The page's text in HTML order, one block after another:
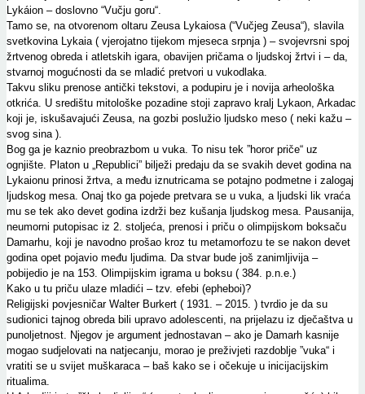
Lykáion – doslovno “Vučju goru“.
Tamo se, na otvorenom oltaru Zeusa Lykaiosa (“Vučjeg Zeusa“), slavila
svetkovina Lykaia ( vjerojatno tijekom mjeseca srpnja ) – svojevrsni spoj
žrtvenog obreda i atletskih igara, obavijen pričama o ljudskoj žrtvi i – da,
stvarnoj mogućnosti da se mladić pretvori u vukodlaka.
Takvu sliku prenose antički tekstovi, a podupiru je i novija arheološka
otkrića. U središtu mitološke pozadine stoji zapravo kralj Lykaon, Arkadac
koji je, iskušavajući Zeusa, na gozbi poslužio ljudsko meso ( neki kažu –
svog sina ).
Bog ga je kaznio preobrazbom u vuka. To nisu tek ”horor priče“ uz
ognjište. Platon u „Republici” bilježi predaju da se svakih devet godina na
Lykaionu prinosi žrtva, a među iznutricama se potajno podmetne i zalogaj
ljudskog mesa. Onaj tko ga pojede pretvara se u vuka, a ljudski lik vraća
mu se tek ako devet godina izdrži bez kušanja ljudskog mesa. Pausanija,
neumorni putopisac iz 2. stoljeća, prenosi i priču o olimpijskom boksaču
Damarhu, koji je navodno prošao kroz tu metamorfozu te se nakon devet
godina opet pojavio među ljudima. Da stvar bude još zanimljivija –
pobijedio je na 153. Olimpijskim igrama u boksu ( 384. p.n.e.)
Kako u tu priču ulaze mladići – tzv. efebi (epheboi)?
Religijski povjesničar Walter Burkert ( 1931. – 2015. ) tvrdio je da su
sudionici tajnog obreda bili upravo adolescenti, na prijelazu iz dječaštva u
punoljetnost. Njegov je argument jednostavan – ako je Damarh kasnije
mogao sudjelovati na natjecanju, morao je preživjeti razdoblje ”vuka“ i
vratiti se u svijet muškaraca – baš kako se i očekuje u inicijacijskim
ritualima.